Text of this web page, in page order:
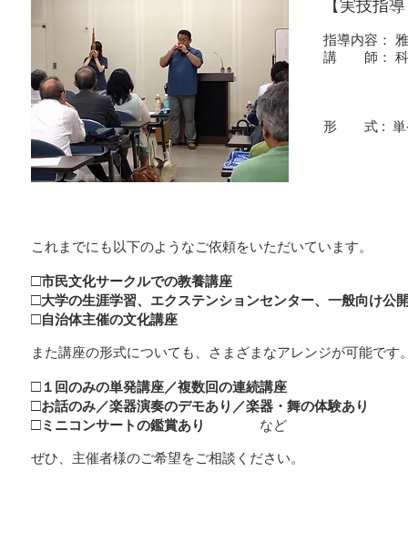
【実技指
指導内容：
講 師： 科
形 式 : 単発
これまでにも以下のようなご依頼をいただいています。
□市民文化サークルでの教養講座
□大学の生涯学習、エクステンションセンター、一般向け公
□自治体主催の文化講座
また講座の形式についても、さまざまなアレンジが可能です
□ １回のみの単発講座／複数回の連続講座
□お話のみ／楽器演奏のデモあり／楽器・舞の体験あり
□ミニコンサートの鑑賞あり など
ぜひ、主催者様のご希望をご相談ください。